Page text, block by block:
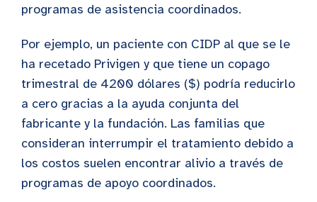
programas de asistencia coordinados.
Por ejemplo, un paciente con CIDP al que se le
ha recetado Privigen y que tiene un copago
trimestral de 4200 dólares ($) podría reducirlo
a cero gracias a la ayuda conjunta del
fabricante y la fundación. Las familias que
consideran interrumpir el tratamiento debido a
los costos suelen encontrar alivio a través de
programas de apoyo coordinados.